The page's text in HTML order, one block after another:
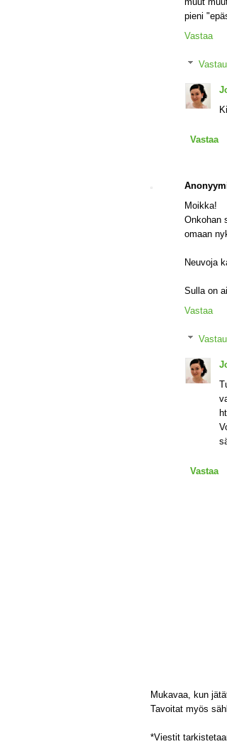
pieni
Vastaa
Vastaa
Moikka!
Onkohan
omaan
Neuvoja
Sulla on
Vastaa
Vastaa
Mukavaa, kun
Tavoitat myös
*Viestit